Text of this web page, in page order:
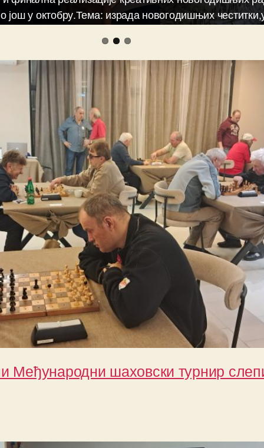
још у октобру.Тема: израда новогодишњих
Међународни шаховски турнир